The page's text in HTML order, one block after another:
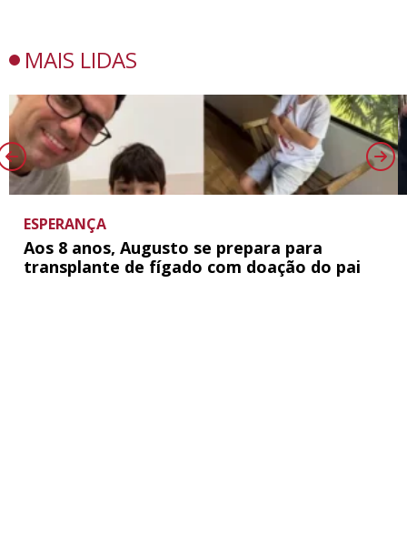
MAIS LIDAS
ESPERANÇA
Aos 8 anos, Augusto se prepara para
transplante de fígado com doação do pai